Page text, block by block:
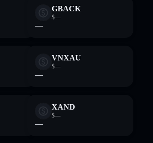
GBACK
$—
—
VNXAU
$—
—
XAND
$—
—